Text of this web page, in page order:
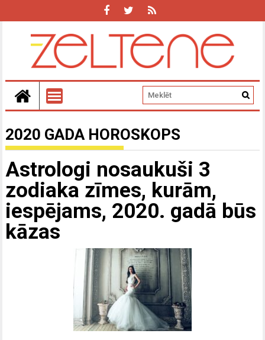
2020 GADA HOROSKOPS
Astrologi nosaukuši 3
zodiaka zīmes, kurām,
iespējams, 2020. gadā būs
kāzas